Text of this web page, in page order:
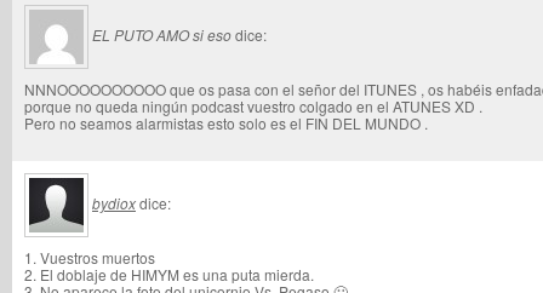
EL PUTO AMO si esodice:
NNNOOOOOOOOOO que os pasa con el señor del ITUNES , os habéis
porque no queda ningún podcast vuestro colgado en el ATUNES XD .
Pero no seamos alarmistas esto solo es el FIN DEL MUNDO .
bydioxdice:
1. Vuestros muertos
2. El doblaje de HIMYM es una puta mierda.